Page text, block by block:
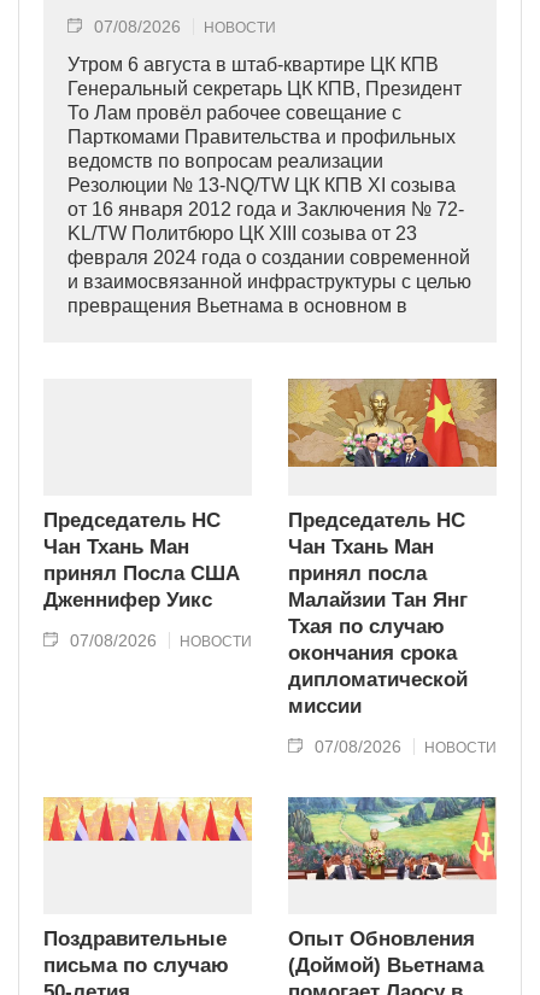
07/08/2026 НОВОСТИ
Утром 6 августа в штаб-квартире ЦК КПВ
Генеральный секретарь ЦК КПВ, Президент
То Лам провёл рабочее совещание с
Парткомами Правительства и профильных
ведомств по вопросам реализации
Резолюции № 13-NQ/TW ЦК КПВ XI созыва
от 16 января 2012 года и Заключения № 72-
KL/TW Политбюро ЦК XIII созыва от 23
февраля 2024 года о создании современной
и взаимосвязанной инфраструктуры с целью
превращения Вьетнама в основном в
Председатель НС
Чан Тхань Ман
принял Посла США
Дженнифер Уикс
07/08/2026 НОВОСТИ
Председатель НС
Чан Тхань Ман
принял посла
Малайзии Тан Янг
Тхая по случаю
окончания срока
дипломатической
миссии
07/08/2026 НОВОСТИ
Поздравительные
письма по случаю
Опыт Обновления
(Доймой) Вьетнама